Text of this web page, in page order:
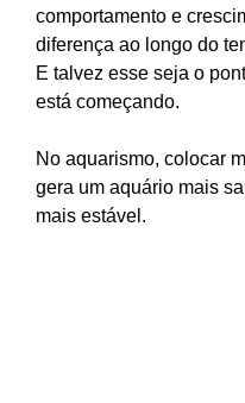
comportamento e
diferença ao longo do
E talvez esse seja o
está começando.
No aquarismo, colocar
gera um aquário mais
mais estável.